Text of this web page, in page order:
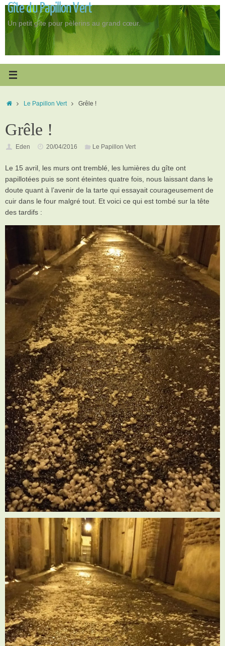
Passer
contenu
Gîte du Papillon Vert
Un petit gîte pour pèlerins au grand cœur.
AccueilLe Papillon Vert Grêle !
Grêle !
Eden 20/04/2016 Le Papillon Vert
Le 15 avril, les murs ont tremblé, les lumières du gîte ont
papillotées puis se sont éteintes quatre fois, nous laissant dans le
doute quant à l’avenir de la tarte qui essayait courageusement de
cuir dans le four malgré tout. Et voici ce qui est tombé sur la tête
des tardifs :